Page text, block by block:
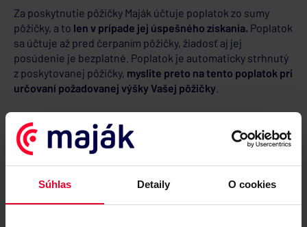
Súhlas Detaily O cookies
Za poskytnutie pôžičky Maják účtuje poplatok zo sumy
pôžičky, a to len v prípade jej úspešného získania. Poplatok
sa účtuje až pred čerpaním pôžičky, žiadosť aj jej
posúdenie je bezplatné. Poplatok je automaticky strhnutý
z poskytovanej pôžičky, myslite preto na tento poplatok pri
určovaní požadovanej výšky Vašej pôžičky
Cenník poplatkov nájdete na stránkeCenník.
Poistenie schopnosti splácať